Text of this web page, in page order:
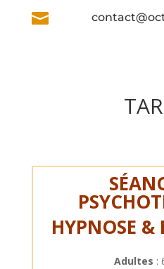

HYPNOSE &
Adultes :